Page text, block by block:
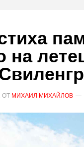
на
ОТ МИХАИЛ МИХАЙЛОВ